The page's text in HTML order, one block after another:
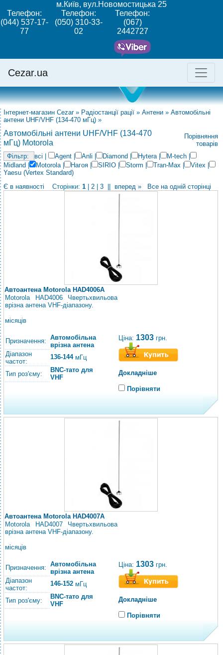
м.Київ, вул.Новомостицька 25
Телефон:
(044) 537-17-
77
Телефон:
(050) 310-33-
02
Телефон:
(067)
2442727
Cezar.ua
Інтернет-магазин Cezar » Радіостанції рації » Антени » Автомобільні
антени UHF/VHF (134-470 мГц) »
Автомобільні антени UHF/VHF (134-470
мГц) Motorola
Порівняння
товарів
всі
Agent Anli Diamond Hytera| M-tech
Midland
Motorola| Нагоя SIRIO Storm Tran-Max Vitex
Yaesu (Vertex Standard)
Є в наявності Сторінки: 1 2 3 вперед » Все на одній сторінці
Автоантена Motorola HAD4006A
Motorola HAD4006 Чвертьхвильова
врізна антена VHF-діапазону.
місяців
Призначення: Автомобільна
врізна антена
Діапазон
частот:
136-144мГц
Тип роз'єму:
BNC-тато для
VHF
Ціна: 1303 грн.
Докладніше
Порівняти
Автоантена Motorola HAD4007A
Motorola HAD4007 Чвертьхвильова
врізна антена VHF-діапазону.
місяців
Призначення: Автомобільна
врізна антена
Діапазон
частот:
146-152 мГц
Тип роз'єму:
BNC-тато для
VHF
Ціна: 1303 грн.
Докладніше
Порівняти